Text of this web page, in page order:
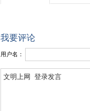
我要评论
用户名：